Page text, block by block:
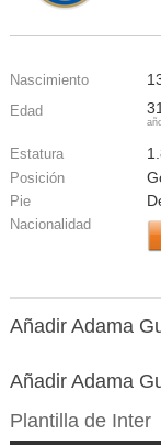
Nascimiento
Edad 31
Estatura
Posición
Pie
Nacionalidad
Añadir Adama
Añadir Adama
Plantilla de Inter